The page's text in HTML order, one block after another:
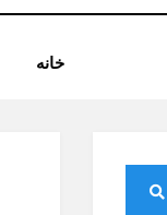
خانه